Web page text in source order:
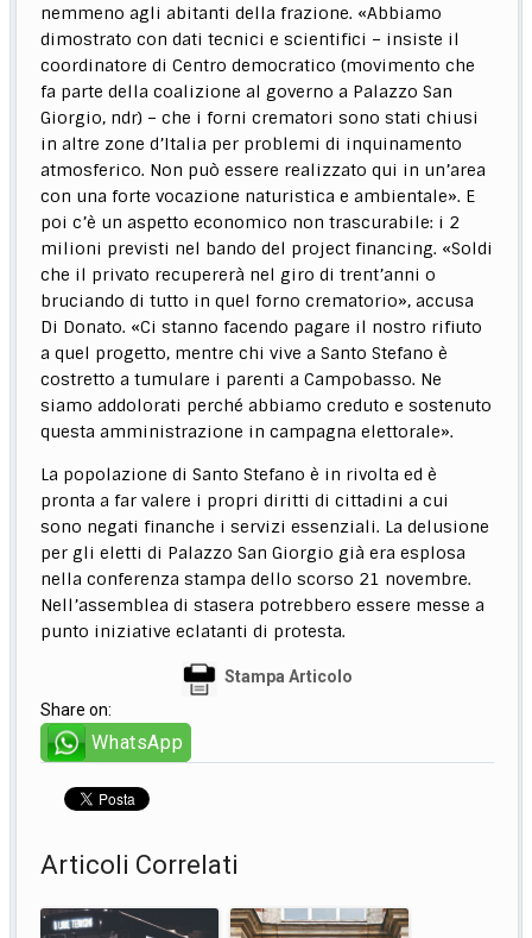
nemmeno agli abitanti della frazione. «Abbiamo
dimostrato con dati tecnici e scientifici – insiste il
coordinatore di Centro democratico (movimento che
fa parte della coalizione al governo a Palazzo San
Giorgio, ndr) – che i forni crematori sono stati chiusi
in altre zone d’Italia per problemi di inquinamento
atmosferico. Non può essere realizzato qui in un’area
con una forte vocazione naturistica e ambientale». E
poi c’è un aspetto economico non trascurabile: i 2
milioni previsti nel bando del project financing. «Soldi
che il privato recupererà nel giro di trent’anni o
bruciando di tutto in quel forno crematorio», accusa
Di Donato. «Ci stanno facendo pagare il nostro rifiuto
a quel progetto, mentre chi vive a Santo Stefano è
costretto a tumulare i parenti a Campobasso. Ne
siamo addolorati perché abbiamo creduto e sostenuto
questa amministrazione in campagna elettorale».
La popolazione di Santo Stefano è in rivolta ed è
pronta a far valere i propri diritti di cittadini a cui
sono negati finanche i servizi essenziali. La delusione
per gli eletti di Palazzo San Giorgio già era esplosa
nella conferenza stampa dello scorso 21 novembre.
Nell’assemblea di stasera potrebbero essere messe a
punto iniziative eclatanti di protesta.
Stampa Articolo
Share on:
WhatsApp
Articoli Correlati